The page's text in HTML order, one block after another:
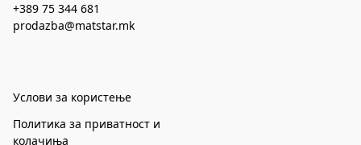
+389 75 344 681
prodazba@matstar.mk
Услови за користење
Политика за приватност и
колачиња